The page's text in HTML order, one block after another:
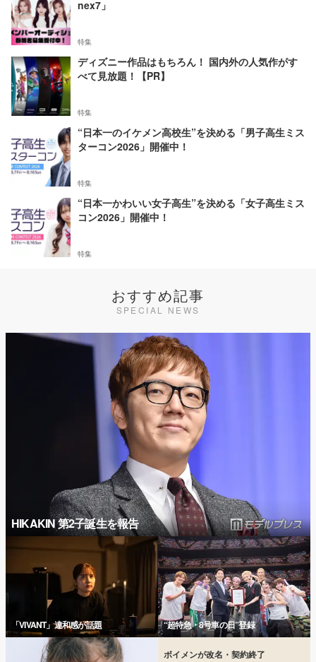
nex7」
特集
ディズニー作品はもちろん！ 国内外の人気作がす
べて見放題！【PR】
特集
“日本一のイケメン高校生”を決める「男子高生ミス
ターコン2026」開催中！
特集
“日本一かわいい女子高生”を決める「女子高生ミス
コン2026」開催中！
特集
おすすめ記事
SPECIAL NEWS
HIKAKIN 第2子誕生を報告
「VIVANT」違和感が話題 “超特急・8号車の日”登録
ボイメンが改名・契約終了